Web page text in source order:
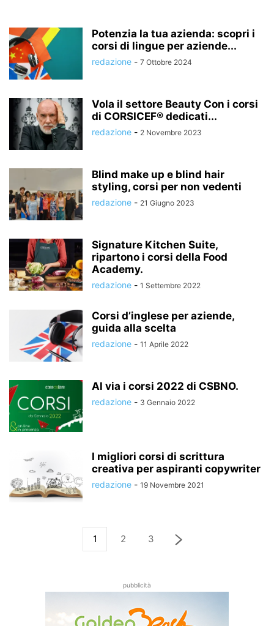
Potenzia la tua azienda: scopri i
corsi di lingue per aziende...
redazione - 7 Ottobre 2024
Vola il settore Beauty Con i corsi
di CORSICEF® dedicati...
redazione - 2 Novembre 2023
Blind make up e blind hair
styling, corsi per non vedenti
redazione - 21 Giugno 2023
Signature Kitchen Suite,
ripartono i corsi della Food
Academy.
redazione - 1 Settembre 2022
Corsi d’inglese per aziende,
guida alla scelta
redazione - 11 Aprile 2022
Al via i corsi 2022 di CSBNO.
redazione - 3 Gennaio 2022
I migliori corsi di scrittura
creativa per aspiranti copywriter
redazione - 19 Novembre 2021
1 2 3
pubblicità